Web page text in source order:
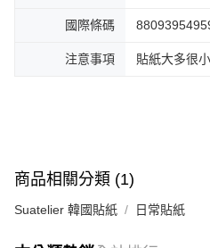
國際條碼
注意事項 貼紙大多很
商品相關分類 (1)
Suatelier 韓國貼紙 日常貼紙